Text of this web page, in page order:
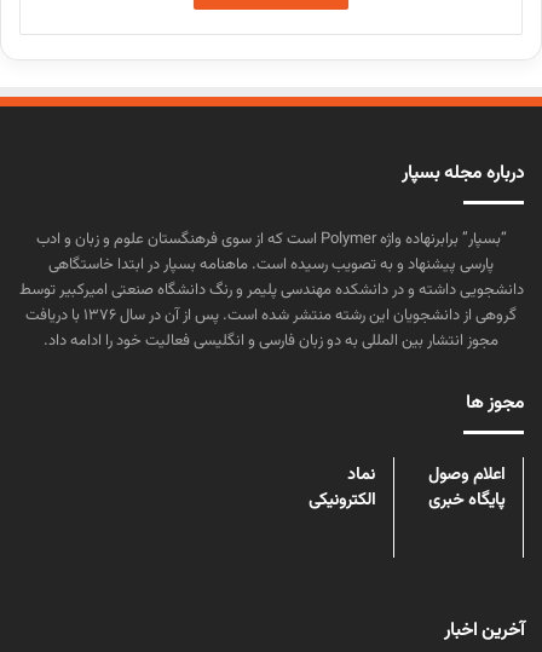
درباره مجله بسپار
“بسپار” برابرنهاده واژه Polymer است که از سوی فرهنگستان علوم و زبان و ادب
پارسی پیشنهاد و به تصویب رسیده است. ماهنامه بسپار در ابتدا خاستگاهی
دانشجویی داشته و در دانشکده مهندسی پلیمر و رنگ دانشگاه صنعتی امیرکبیر توسط
گروهی از دانشجویان این رشته منتشر شده است. پس از آن در سال ۱۳۷۶ با دریافت
مجوز انتشار بین المللی به دو زبان فارسی و انگلیسی فعالیت خود را ادامه داد.
مجوز ها
اعلام وصول
پایگاه خبری
نماد
الکترونیکی
آخرین اخبار